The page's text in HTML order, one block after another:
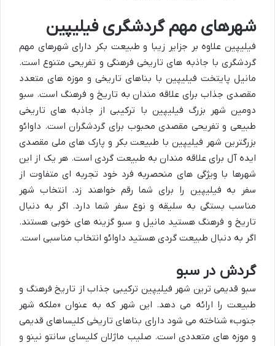
شهرهای مهم گردشگری فیلیپین
فیلیپین علاوه بر جزایر زیبا و طبیعت بکر دارای شهرهای مهم
گردشگری با جاذبه های تاریخی فرهنگی و تفریحی متنوع است.
مانیل پایتخت فیلیپین با بناهای تاریخی و موزه های متعدد
مقصدی جذاب برای علاقه مندان به تاریخ و فرهنگ است. سبو
دومین شهر بزرگ فیلیپین با ترکیبی از جاذبه های تاریخی
طبیعی و تفریحی مقصدی محبوب برای گردشگران است. داوائو
بزرگترین شهر فیلیپین با طبیعت بکر و پارک های ملی مقصدی
ایده آل برای علاقه مندان به طبیعت گردی است. هر یک از این
شهرها با ویژگی های منحصربه فرد خود تجربه ای متفاوت از
سفر به فیلیپین را برای شما رقم خواهند زد. انتخاب شهر
مناسب بستگی به سلیقه و نوع سفر شما دارد. اگر به دنبال
تاریخ و فرهنگ هستید مانیل و سبو گزینه های خوبی هستند.
اگر به دنبال طبیعت گردی هستید داوائو انتخاب مناسبی است.
گردش در سبو
سبو قدیمی ترین شهر فیلیپین ترکیبی جذاب از تاریخ فرهنگ و
طبیعت را ارائه می دهد. این شهر که به عنوان «ملکه شهر
جنوب» شناخته می شود دارای بناهای تاریخی کلیساهای قدیمی
و موزه های متعددی است. صلیب ماژلان کلیسای سانتو نینو و